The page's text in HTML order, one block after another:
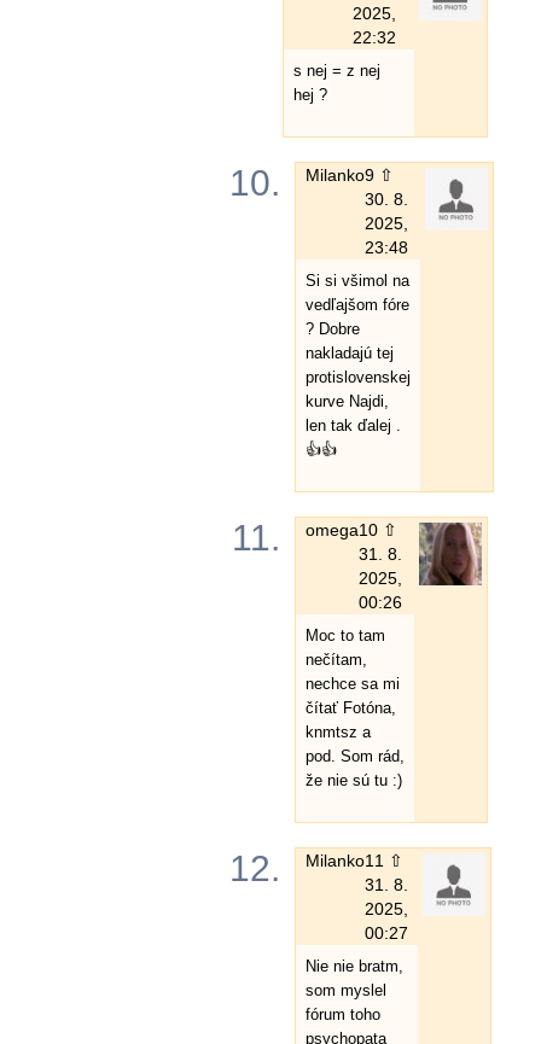
2025,
22:32
s nej = z nej
hej ?
10. Milanko9 ⇧
30. 8.
2025,
23:48
Si si všimol na
vedľajšom fóre
? Dobre
nakladajú tej
protislovenskej
kurve Najdi,
len tak ďalej .
👍👍
11. omega10 ⇧
31. 8.
2025,
00:26
Moc to tam
nečítam,
nechce sa mi
čítať Fotóna,
knmtsz a
pod. Som rád,
že nie sú tu :)
12. Milanko11 ⇧
31. 8.
2025,
00:27
Nie nie bratm,
som myslel
fórum toho
psychopata